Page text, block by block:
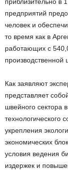
предприятий
человек и
то время как в
работающих с
производственной
Как заявляют
представляет
швейного сектора
технологического
укрепления
экономических
условия ведения
издержек и